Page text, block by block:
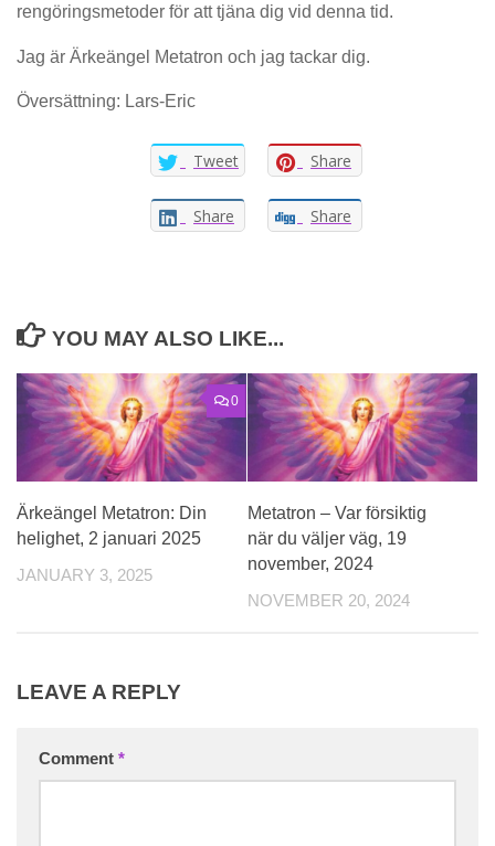
rengöringsmetoder för att tjäna dig vid denna tid.
Jag är Ärkeängel Metatron och jag tackar dig.
Översättning: Lars-Eric
Tweet Share
Share Share
YOU MAY ALSO LIKE...
0
Ärkeängel Metatron: Din
helighet, 2 januari 2025
JANUARY 3, 2025
Metatron – Var försiktig
när du väljer väg, 19
november, 2024
NOVEMBER 20, 2024
LEAVE A REPLY
Comment *